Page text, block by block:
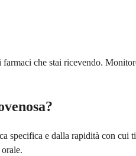
che stai ricevendo.
specifica e dalla rapidità con